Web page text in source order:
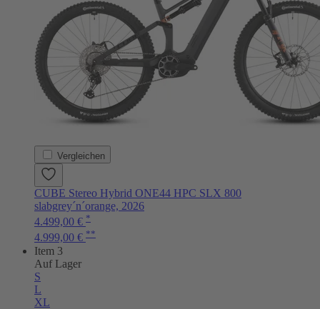
Vergleichen
CUBE Stereo Hybrid ONE44 HPC SLX 800
slabgrey´n´orange, 2026
4.499,00 € *
4.999,00 € **
Item 3
Auf Lager
S
L
XL